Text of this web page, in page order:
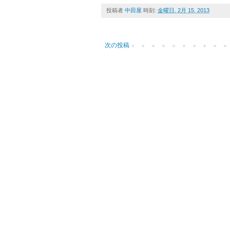
投稿者 中田屋 時刻: 金曜日, 2月 15, 2013
次の投稿